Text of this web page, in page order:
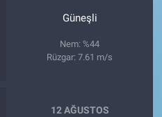
Güneşli
Nem: %44
Rüzgar: 7.61 m/s
12 AĞUSTOS